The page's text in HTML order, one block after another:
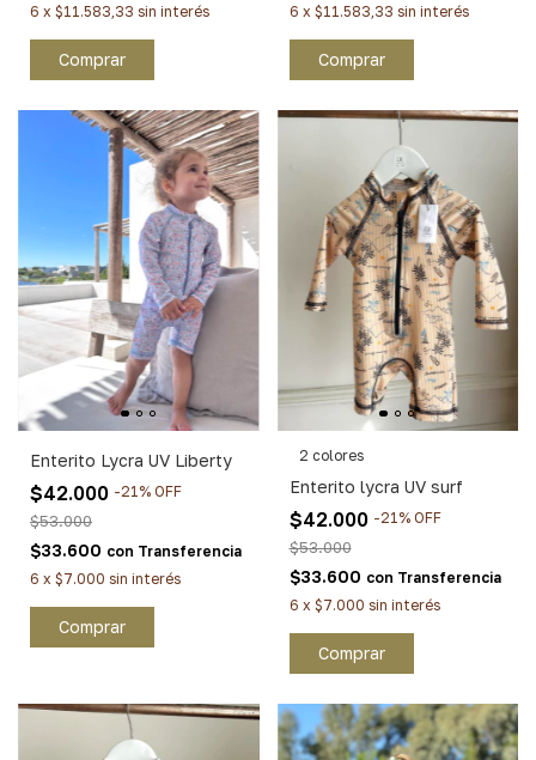
6 x $11.583,33 sin interés
Comprar
6 x $11.583,33 sin interés
Comprar
Enterito Lycra UV Liberty
$42.000 -21% OFF
$53.000
$33.600 con Transferencia
6 x $7.000 sin interés
Comprar
2 colores
Enterito lycra UV surf
$42.000 -21% OFF
$53.000
$33.600 con Transferencia
6 x $7.000 sin interés
Comprar